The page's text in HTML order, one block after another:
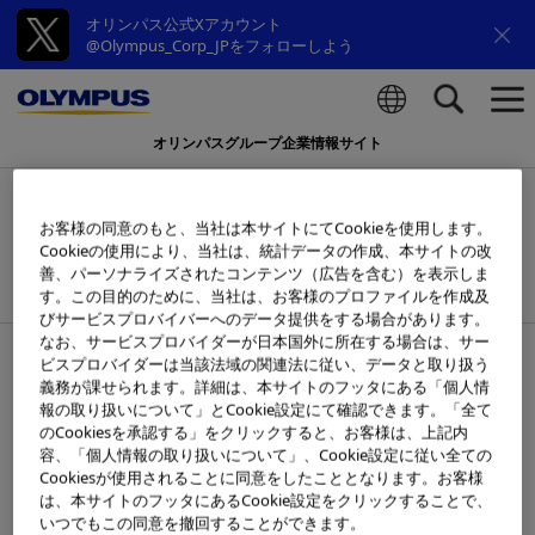
オリンパス公式Xアカウント
@Olympus_Corp_JPをフォローしよう
オリンパスグループ企業情報サイト
リックステントメーカー
Taewoong Medical社の買収完了
2024年1月24日
お客様の同意のもと、当社は本サイトにてCookieを使用します。
Cookieの使用により、当社は、統計データの作成、本サイトの改
善、パーソナライズされたコンテンツ（広告を含む）を表示しま
す。この目的のために、当社は、お客様のプロファイルを作成及
びサービスプロバイバーへのデータ提供をする場合があります。
なお、サービスプロバイダーが日本国外に所在する場合は、サー
ビスプロバイダーは当該法域の関連法に従い、データと取り扱う
義務が課せられます。詳細は、本サイトのフッタにある「個人情
報の取り扱いについて」とCookie設定にて確認できます。「全て
のCookiesを承認する」をクリックすると、お客様は、上記内
容、「個人情報の取り扱いについて」、Cookie設定に従い全ての
Cookiesが使用されることに同意をしたこととなります。お客様
は、本サイトのフッタにあるCookie設定をクリックすることで、
いつでもこの同意を撤回することができます。